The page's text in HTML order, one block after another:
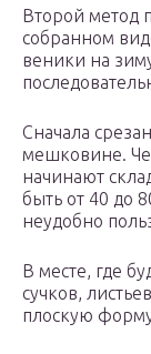
Второй метод
собранном
веники на
Сначала
мешковине.
начинают
быть от 40 до
неудобно
В месте, где
сучков,
плоскую